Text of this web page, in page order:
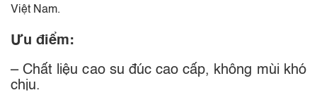
Việt Nam.
Ưu điểm:
– Chất liệu cao su đúc cao cấp, không mùi khó
chịu.